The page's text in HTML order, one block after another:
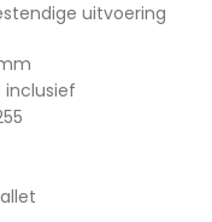
uitvoering
inclusief